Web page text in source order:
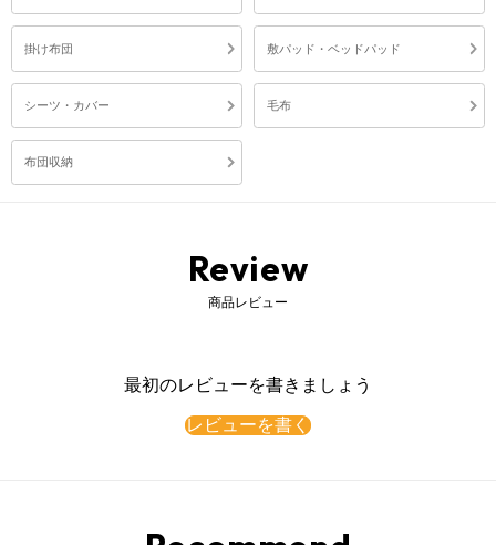
掛け布団 敷パッド・ベッドパッド
シーツ・カバー 毛布
布団収納
Review
商品レビュー
最初のレビューを書きましょう
レビューを書く